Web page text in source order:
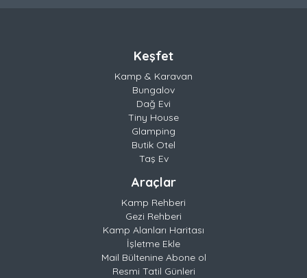
Keşfet
Kamp & Karavan
Bungalov
Dağ Evi
Tiny House
Glamping
Butik Otel
Taş Ev
Araçlar
Kamp Rehberi
Gezi Rehberi
Kamp Alanları Haritası
İşletme Ekle
Mail Bültenine Abone ol
Resmi Tatil Günleri